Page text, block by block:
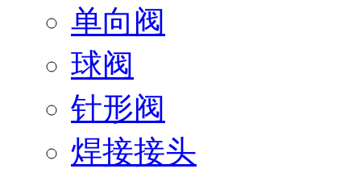
单向阀
球阀
针形阀
焊接接头